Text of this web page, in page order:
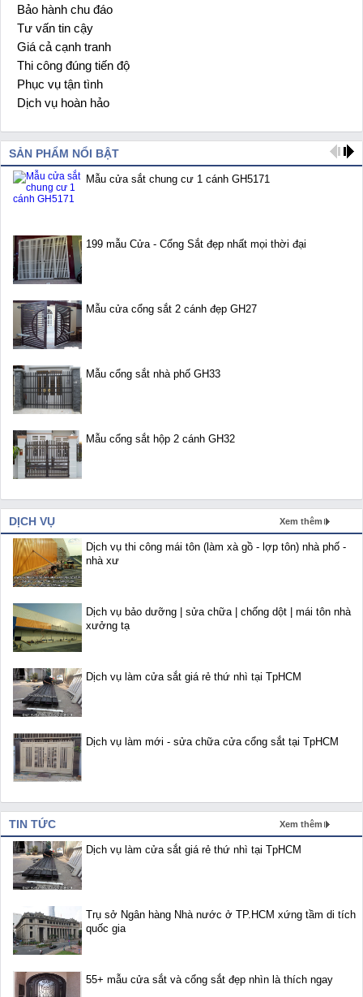
2
Bảo hành chu đáo
3
Tư vấn tin cậy
4
Giá cả cạnh tranh
5
Thi công đúng tiến độ
6
Phục vụ tận tình
7
Dịch vụ hoàn hảo
SẢN PHẨM NỔI BẬT
Mẫu cửa sắt chung cư 1 cánh GH5171
199 mẫu Cửa - Cổng Sắt đẹp nhất mọi thời đại
Mẫu cửa cổng sắt 2 cánh đẹp GH27
Mẫu cổng sắt nhà phố GH33
Mẫu cổng sắt hộp 2 cánh GH32
DỊCH VỤ Xem thêm
Dịch vụ thi công mái tôn (làm xà gồ - lợp tôn) nhà phố -
nhà xư
Dịch vụ bảo dưỡng | sửa chữa | chống dột | mái tôn nhà
xưởng tạ
Dịch vụ làm cửa sắt giá rẻ thứ nhì tại TpHCM
Dịch vụ làm mới - sửa chữa cửa cổng sắt tại TpHCM
TIN TỨC Xem thêm
Dịch vụ làm cửa sắt giá rẻ thứ nhì tại TpHCM
Trụ sở Ngân hàng Nhà nước ở TP.HCM xứng tầm di tích
quốc gia
55+ mẫu cửa sắt và cổng sắt đẹp nhìn là thích ngay